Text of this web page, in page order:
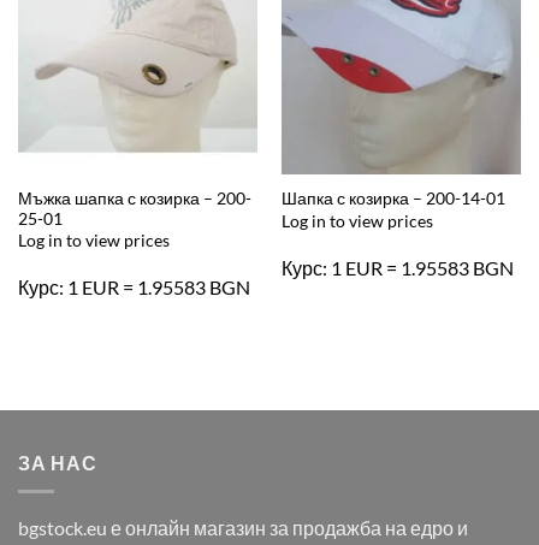
Мъжка шапка с козирка – 200-
25-01
Log in to view prices
Курс: 1 EUR = 1.95583 BGN
Шапка с козирка – 200-14-01
Log in to view prices
Курс: 1 EUR = 1.95583 BGN
ЗА НАС
bgstock.eu е онлайн магазин за продажба на едро и